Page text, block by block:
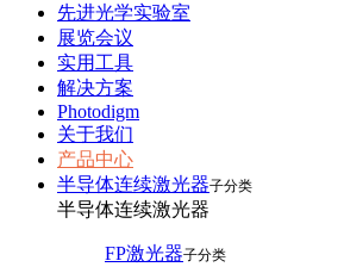
先进光学实验室
展览会议
实用工具
解决方案
Photodigm
关于我们
产品中心
半导体连续激光器子分类
半导体连续激光器
FP激光器子分类